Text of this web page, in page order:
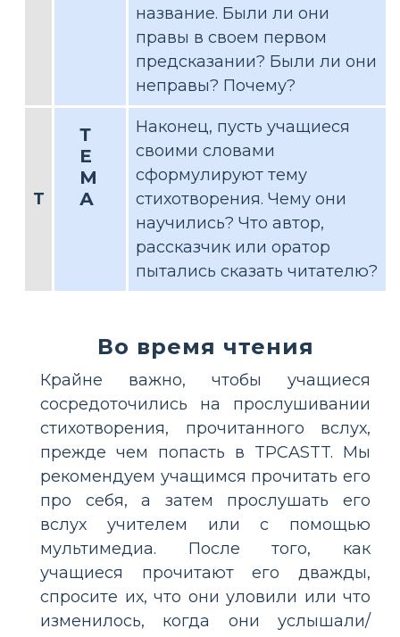
название. Были ли они
правы в своем первом
предсказании? Были ли они
неправы? Почему?
Т
Т
Е
М
А
Наконец, пусть учащиеся
своими словами
сформулируют тему
стихотворения. Чему они
научились? Что автор,
рассказчик или оратор
пытались сказать читателю?
Во время чтения
Крайне важно, чтобы учащиеся
сосредоточились на прослушивании
стихотворения, прочитанного вслух,
прежде чем попасть в TPCASTT. Мы
рекомендуем учащимся прочитать его
про себя, а затем прослушать его
вслух учителем или с помощью
мультимедиа. После того, как
учащиеся прочитают его дважды,
спросите их, что они уловили или что
изменилось, когда они услышали/